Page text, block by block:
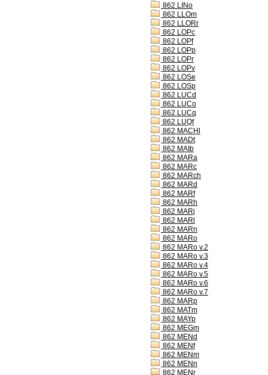
862 LINo
862 LLOm
862 LLORr
862 LOPc
862 LOPf
862 LOPp
862 LOPr
862 LOPv
862 LOSe
862 LOSp
862 LUCd
862 LUCo
862 LUCq
862 LUQf
862 MACHl
862 MADt
862 MAIb
862 MARa
862 MARc
862 MARch
862 MARd
862 MARf
862 MARh
862 MARj
862 MARl
862 MARn
862 MARo
862 MARo v.2
862 MARo v.3
862 MARo v.4
862 MARo v.5
862 MARo v.6
862 MARo v.7
862 MARp
862 MATm
862 MAYp
862 MEGm
862 MENd
862 MENf
862 MENm
862 MENn
862 MENr